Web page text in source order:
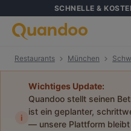
SCHNELLE &
Restaurants München
i
Wichtiges Update:
Quandoo stellt seinen
ist ein geplanter,
— unsere Plattform